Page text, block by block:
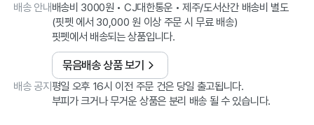
배송 안내배송비 3000원 • CJ대한통운 • 제주/도서산간 배송비 별도
(핏펫 에서 30,000 원 이상 주문 시 무료 배송)
핏펫에서 배송되는 상품입니다.
묶음배송 상품 보기
배송 공지 평일 오후 16시 이전 주문 건은 당일 출고됩니다.
부피가 크거나 무거운 상품은 분리 배송 될 수 있습니다.